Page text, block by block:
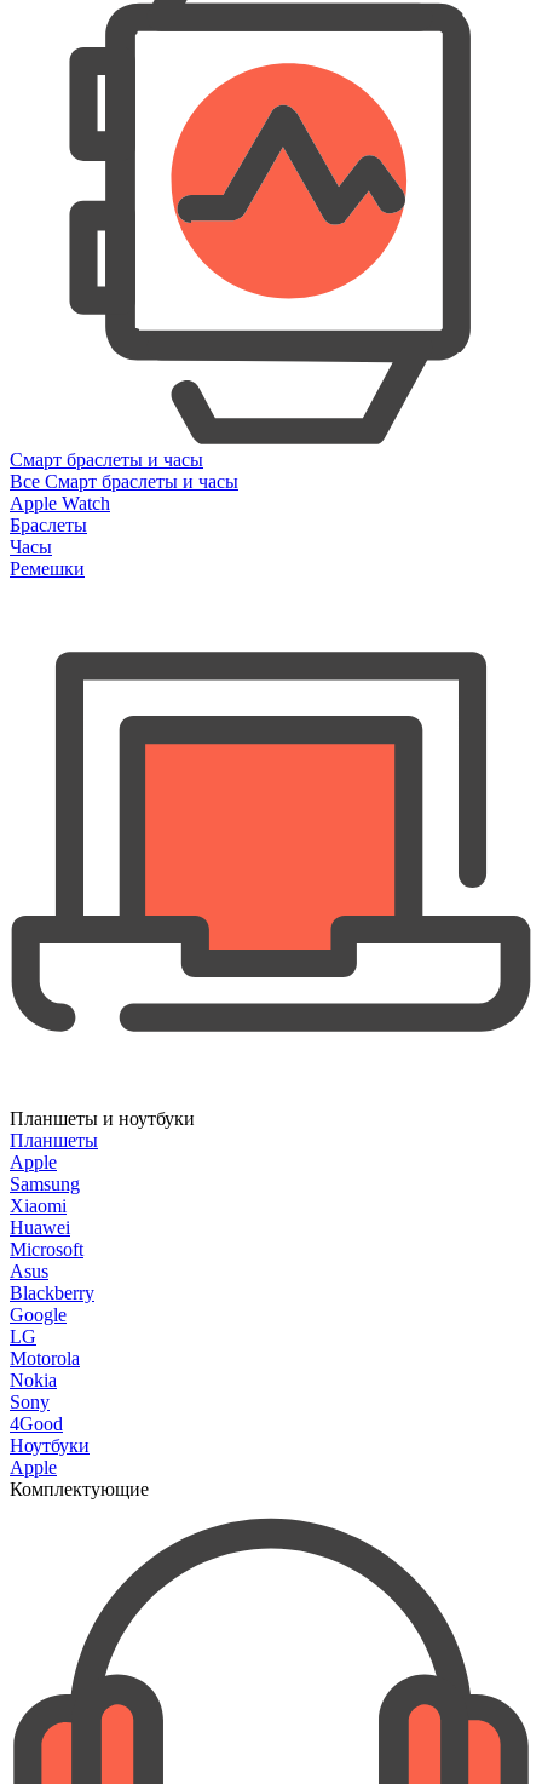
Смарт браслеты и часы
Все Смарт браслеты и часы
Apple Watch
Браслеты
Часы
Ремешки
Планшеты и ноутбуки
Планшеты
Apple
Samsung
Xiaomi
Huawei
Microsoft
Asus
Blackberry
Google
LG
Motorola
Nokia
Sony
4Good
Ноутбуки
Apple
Комплектующие